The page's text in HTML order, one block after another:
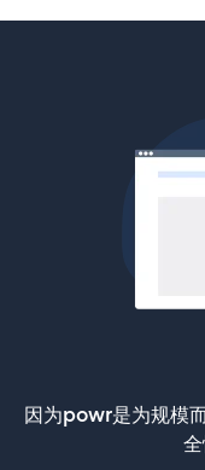
因为powr是为规模